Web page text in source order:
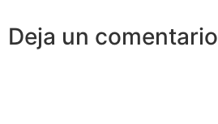
Deja un comentario